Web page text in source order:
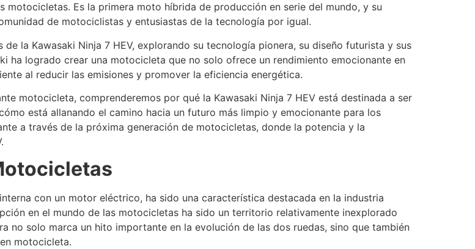
Es la primera moto híbrida de producción en serie del mundo, y su
de motociclistas y entusiastas de la tecnología por igual.
la Kawasaki Ninja 7 HEV, explorando su tecnología pionera, su diseño futurista y sus
ha logrado crear una motocicleta que no solo ofrece un rendimiento emocionante en
al reducir las emisiones y promover la eficiencia energética.
motocicleta, comprenderemos por qué la Kawasaki Ninja 7 HEV está destinada a ser
está allanando el camino hacia un futuro más limpio y emocionante para los
a través de la próxima generación de motocicletas, donde la potencia y la
con un motor eléctrico, ha sido una característica destacada en la industria
en el mundo de las motocicletas ha sido un territorio relativamente inexplorado
no solo marca un hito importante en la evolución de las dos ruedas, sino que también
motocicleta.